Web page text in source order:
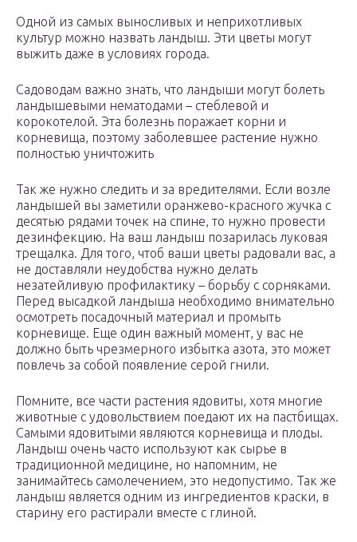
Одной из самых выносливых и неприхотливых
культур можно назвать ландыш. Эти цветы могут
выжить даже в условиях города.
Садоводам важно знать, что ландыши могут болеть
ландышевыми нематодами – стеблевой и
корокотелой. Эта болезнь поражает корни и
корневища, поэтому заболевшее растение нужно
полностью уничтожить
Так же нужно следить и за вредителями. Если возле
ландышей вы заметили оранжево-красного жучка с
десятью рядами точек на спине, то нужно провести
дезинфекцию. На ваш ландыш позарилась луковая
трещалка. Для того, чтоб ваши цветы радовали вас, а
не доставляли неудобства нужно делать
незатейливую профилактику – борьбу с сорняками.
Перед высадкой ландыша необходимо внимательно
осмотреть посадочный материал и промыть
корневище. Еще один важный момент, у вас не
должно быть чрезмерного избытка азота, это может
повлечь за собой появление серой гнили.
Помните, все части растения ядовиты, хотя многие
животные с удовольствием поедают их на пастбищах.
Самыми ядовитыми являются корневища и плоды.
Ландыш очень часто используют как сырье в
традиционной медицине, но напомним, не
занимайтесь самолечением, это недопустимо. Так же
ландыш является одним из ингредиентов краски, в
старину его растирали вместе с глиной.